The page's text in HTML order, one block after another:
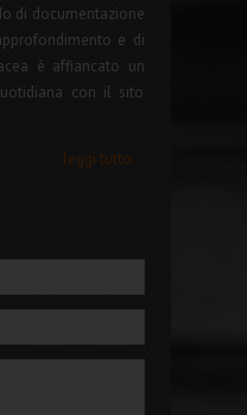
di documentazione
e di
è affiancato un
con il sito
leggi tutto...